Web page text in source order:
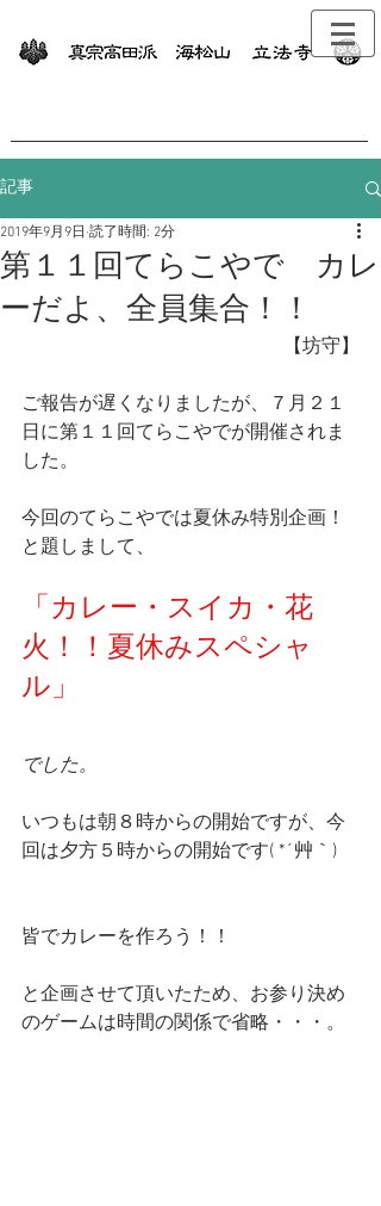
記事
第１１回てらこやで カレ
ーだよ、全員集合！！
2019年9月9日 読了時間: 2分
【坊守】
ご報告が遅くなりましたが、７月２１
日に第１１回てらこやでが開催されま
した。
今回のてらこやでは夏休み特別企画！
と題しまして、
「カレー・スイカ・花
火！！夏休みスペシャ
ル」
でした。
いつもは朝８時からの開始ですが、今
回は夕方５時からの開始です( *´艸｀)
皆でカレーを作ろう！！
と企画させて頂いたため、お参り決め
のゲームは時間の関係で省略・・・。